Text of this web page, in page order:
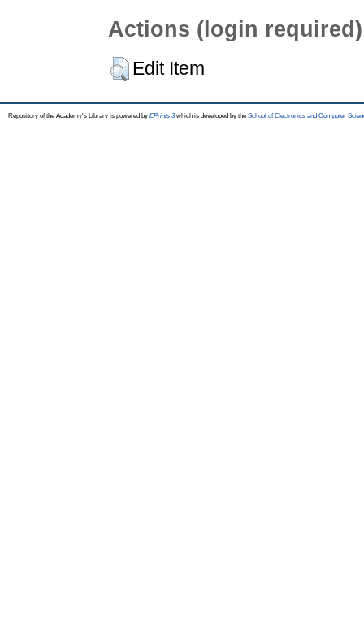
Actions (login required)
Edit Item
Repository of the Academy's Library is powered by EPrints 3which is developed by the School of Electronics and Computer